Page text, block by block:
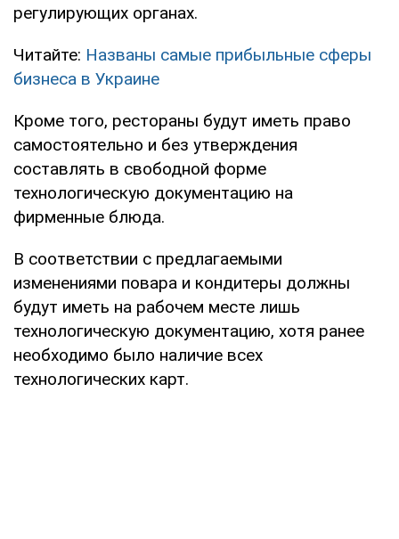
регулирующих органах.
Читайте: Названы самые прибыльные сферы
бизнеса в Украине
Кроме того, рестораны будут иметь право
самостоятельно и без утверждения
составлять в свободной форме
технологическую документацию на
фирменные блюда.
В соответствии с предлагаемыми
изменениями повара и кондитеры должны
будут иметь на рабочем месте лишь
технологическую документацию, хотя ранее
необходимо было наличие всех
технологических карт.